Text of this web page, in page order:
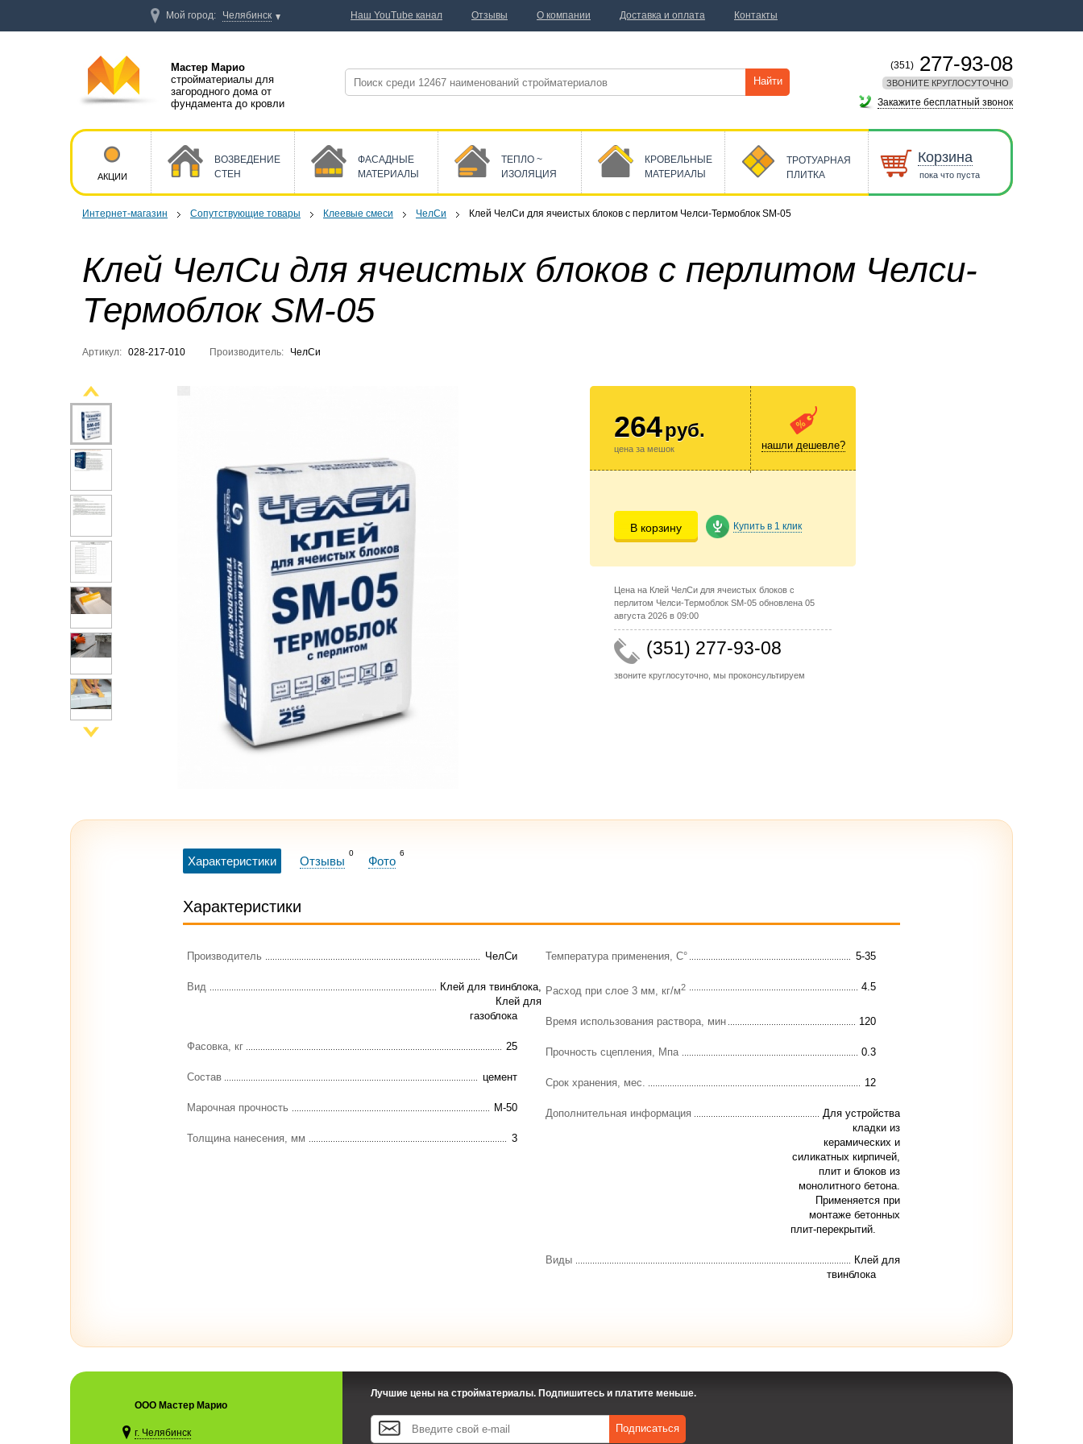
Интернет-магазин Сопутствующие товары Клеевые смеси ЧелСи Клей ЧелСи для ячеистых блоков с перлитом Челси-Термоблок SM-05
Клей ЧелСи для ячеистых блоков с перлитом Челси-
Термоблок SM-05
Артикул: 028-217-010 Производитель: ЧелСи
264руб.
цена за мешок нашли дешевле?
В корзину Купить в 1 клик
Цена на Клей ЧелСи для ячеистых блоков с
перлитом Челси-Термоблок SM-05 обновлена 05
августа 2026 в 09:00
(351) 277-93-08
звоните круглосуточно, мы проконсультируем
Характеристики Отзывы
0
Фото
6
Характеристики
Производитель ЧелСи
Вид
Клей для твинблока,
Клей для
газоблока
Фасовка, кг 25
Состав цемент
Марочная прочность М-50
Толщина нанесения, мм 3
Температура применения, C° 5-35
Расход при слое 3 мм, кг/м2 4.5
Время использования раствора, мин 120
Прочность сцепления, Мпа 0.3
Срок хранения, мес. 12
Дополнительная информация
Для устройства
кладки из
керамических и
силикатных кирпичей,
плит и блоков из
монолитного бетона.
Применяется при
монтаже бетонных
плит-перекрытий.
Виды
Клей для
твинблока
Мастер Марио
стройматериалы для
загородного дома от
фундамента до кровли
Найти
(351) 277-93-08
ЗВОНИТЕ КРУГЛОСУТОЧНО
Закажите бесплатный звонок
АКЦИИ
ВОЗВЕДЕНИЕ
СТЕН
ФАСАДНЫЕ
МАТЕРИАЛЫ
ТЕПЛО ~
ИЗОЛЯЦИЯ
КРОВЕЛЬНЫЕ
МАТЕРИАЛЫ
ТРОТУАРНАЯ
ПЛИТКА
Корзина
пока что пуста
ООО Мастер Марио
г. Челябинск
Лучшие цены на стройматериалы. Подпишитесь и платите меньше.
Подписаться
Мой город: Челябинск Наш YouTube канал Отзывы О компании Доставка и оплата Контакты